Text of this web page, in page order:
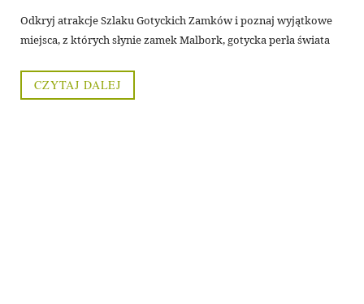
Odkryj atrakcje Szlaku Gotyckich Zamków i poznaj wyjątkowe
miejsca, z których słynie zamek Malbork, gotycka perła świata
CZYTAJ DALEJ